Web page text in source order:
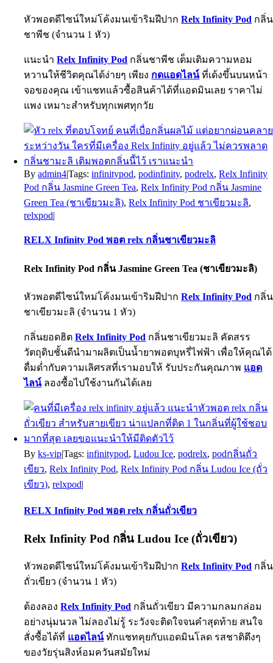
หัวพอตดีไซน์ใหม่โค้งมนเข้าริมฝีปากRelx Infinity Pod กลิ่น
ชาพีช (จำนวน 1 หัว)
แนะนำRelx Infinity Pod กลิ่นชาพีช เต็มเติมความหอม
หวานให้ชีวิตคุณได้ง่ายๆ เพียง กดแอดไลน์ที่เด้งขึ้นบนหน้า
จอของคุณ เข้าแชทแล้วซื้อสินค้าได้ที่แอดมินเลย ราคาไม่
แพง เหมาะสำหรับทุกเพศทุกวัย
Byadmin4|Tags:infinitypod,podinfinity,podrelx,Relx Infinity
Pod กลิ่น Jasmine Green Tea,Relx Infinity Pod กลิ่น Jasmine
Green Tea (ชาเขียวมะลิ),Relx Infinity Pod ชาเขียวมะลิ,
relxpod|
RELX Infinity Pod พอต relx กลิ่นชาเขียวมะลิ
Relx Infinity Pod กลิ่น Jasmine Green Tea (ชาเขียวมะลิ)
หัวพอตดีไซน์ใหม่โค้งมนเข้าริมฝีปากRelx Infinity Pod กลิ่น
ชาเขียวมะลิ (จำนวน 1 หัว)
กลิ่นยอดฮิตRelx Infinity Pod กลิ่นชาเขียวมะลิ คัดสรร
วัตถุดิบชั้นดีนำมาผลิตเป็นน้ำยาพอตบุหรี่ไฟฟ้า เพื่อให้คุณได้
ดื่มด่ำกับความเลิศรสที่เรามอบให้ รับประกันคุณภาพ แอด
ไลน์ลองซื้อไปใช้งานกันได้เลย
Byks-vip|Tags:infinitypod,Ludou Ice,podrelx,podกลิ่นถั่ว
เขียว,Relx Infinity Pod,Relx Infinity Pod กลิ่น Ludou Ice (ถั่ว
เขียว),relxpod|
RELX Infinity Pod พอต relx กลิ่นถั่วเขียว
Relx Infinity Pod กลิ่น Ludou Ice (ถั่วเขียว)
หัวพอตดีไซน์ใหม่โค้งมนเข้าริมฝีปากRelx Infinity Pod กลิ่น
ถั่วเขียว (จำนวน 1 หัว)
ต้องลองRelx Infinity Pod กลิ่นถั่วเขียว มีความกลมกล่อม
อย่างนุ่มนวล ไม่ลองไม่รู้ ระวังจะติดใจจนคำสุดท้าย สนใจ
สั่งซื้อได้ที่ แอดไลน์ทักแชทคุยกับแอดมินโลด รสชาติตึงๆ
ของวัยรุ่นสิงห์อมควันสมัยใหม่